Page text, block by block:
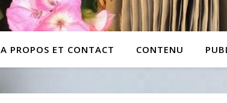
A PROPOS ET CONTACT CONTENU